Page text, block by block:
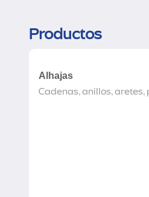
Productos
Alhajas
Cadenas, anillos, aretes,